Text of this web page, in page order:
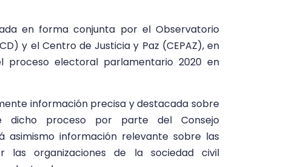
en forma conjunta por el Observatorio
y el Centro de Justicia y Paz (CEPAZ), en
electoral parlamentario 2020 en
información precisa y destacada sobre
proceso por parte del Consejo
asimismo información relevante sobre las
las organizaciones de la sociedad civil